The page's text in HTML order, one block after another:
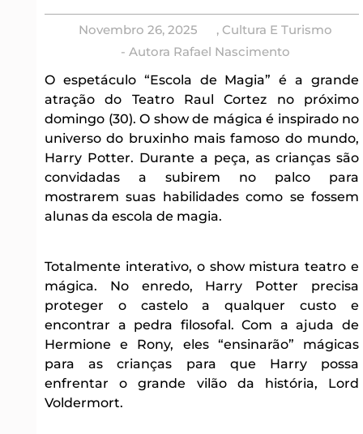
Novembro 26, 2025 , Cultura E Turismo
- Autora Rafael Nascimento
O espetáculo “Escola de Magia” é a grande
atração do Teatro Raul Cortez no próximo
domingo (30). O show de mágica é inspirado no
universo do bruxinho mais famoso do mundo,
Harry Potter. Durante a peça, as crianças são
convidadas a subirem no palco para
mostrarem suas habilidades como se fossem
alunas da escola de magia.
Totalmente interativo, o show mistura teatro e
mágica. No enredo, Harry Potter precisa
proteger o castelo a qualquer custo e
encontrar a pedra filosofal. Com a ajuda de
Hermione e Rony, eles “ensinarão” mágicas
para as crianças para que Harry possa
enfrentar o grande vilão da história, Lord
Voldermort.